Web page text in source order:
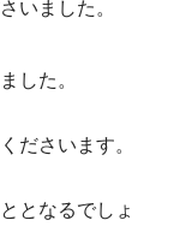
いました。
した。
ださいます。
となるでしょ